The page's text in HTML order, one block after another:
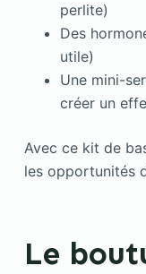
perlite)
Des
utile)
Une mini-
créer un
Avec ce kit de
les opportunités
Le